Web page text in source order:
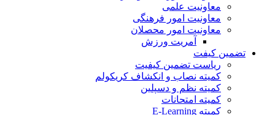
معاونیت علمی
معاونیت امور فرهنگی
معاونیت امور محصلان
آمریت ورزش
تضمین کیفت
ریاست تضمین کیفیت
کمیته نصاب و انکشاف کریکولم
کمیته نظم و دسپلین
کمیته امتحانات
کمیته E-Learning